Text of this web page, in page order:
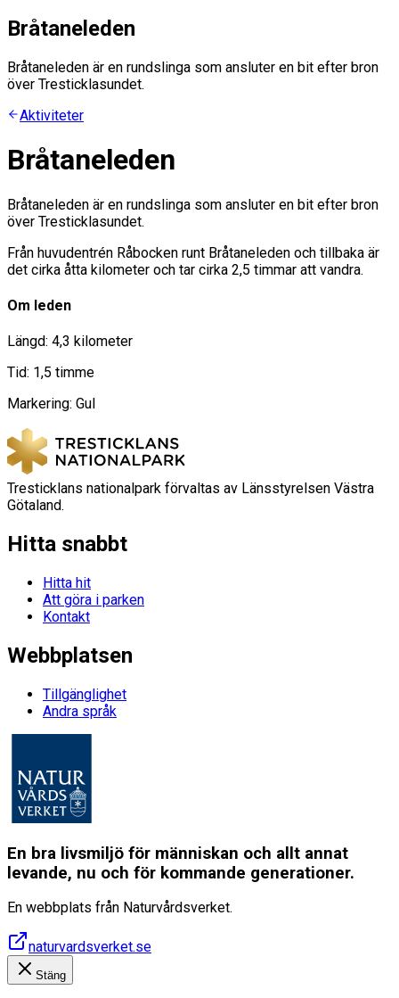
Bråtaneleden
Bråtaneleden är en rundslinga som ansluter en bit efter bron
över Tresticklasundet.
Aktiviteter
Bråtaneleden
Bråtaneleden är en rundslinga som ansluter en bit efter bron
över Tresticklasundet.
Från huvudentrén Råbocken runt Bråtaneleden och tillbaka är
det cirka åtta kilometer och tar cirka 2,5 timmar att vandra.
Om leden
Längd: 4,3 kilometer
Tid: 1,5 timme
Markering: Gul
Tresticklans nationalpark förvaltas av Länsstyrelsen Västra
Götaland.
Hitta snabbt
Hitta hit
Att göra i parken
Kontakt
Webbplatsen
Tillgänglighet
Andra språk
En bra livsmiljö för människan och allt annat
levande, nu och för kommande generationer.
En webbplats från Naturvårdsverket.
naturvardsverket.se
Stäng